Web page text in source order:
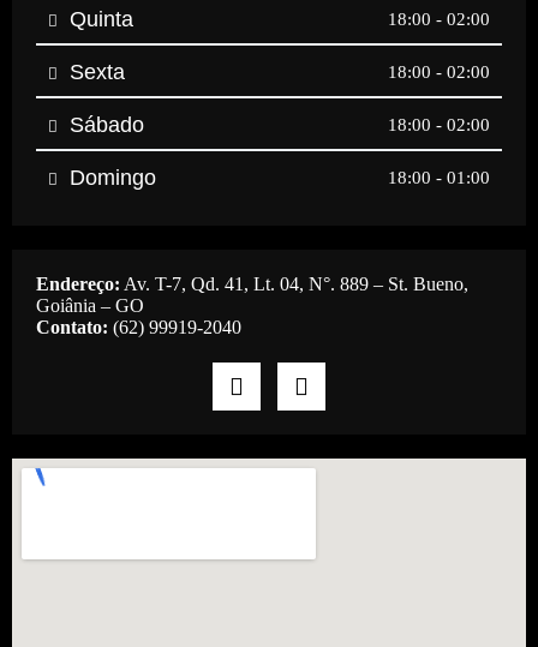
Quinta 18:00 - 02:00
Sexta 18:00 - 02:00
Sábado 18:00 - 02:00
Domingo 18:00 - 01:00
Endereço: Av. T-7, Qd. 41, Lt. 04, N°. 889 – St. Bueno,
Goiânia – GO
Contato: (62) 99919-2040